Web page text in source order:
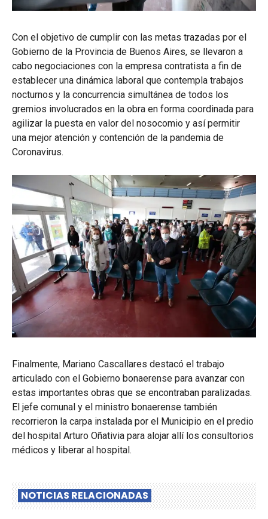
Con el objetivo de cumplir con las metas trazadas por el
Gobierno de la Provincia de Buenos Aires, se llevaron a
cabo negociaciones con la empresa contratista a fin de
establecer una dinámica laboral que contempla trabajos
nocturnos y la concurrencia simultánea de todos los
gremios involucrados en la obra en forma coordinada para
agilizar la puesta en valor del nosocomio y así permitir
una mejor atención y contención de la pandemia de
Coronavirus.
Finalmente, Mariano Cascallares destacó el trabajo
articulado con el Gobierno bonaerense para avanzar con
estas importantes obras que se encontraban paralizadas.
El jefe comunal y el ministro bonaerense también
recorrieron la carpa instalada por el Municipio en el predio
del hospital Arturo Oñativia para alojar allí los consultorios
médicos y liberar al hospital.
NOTICIAS RELACIONADAS